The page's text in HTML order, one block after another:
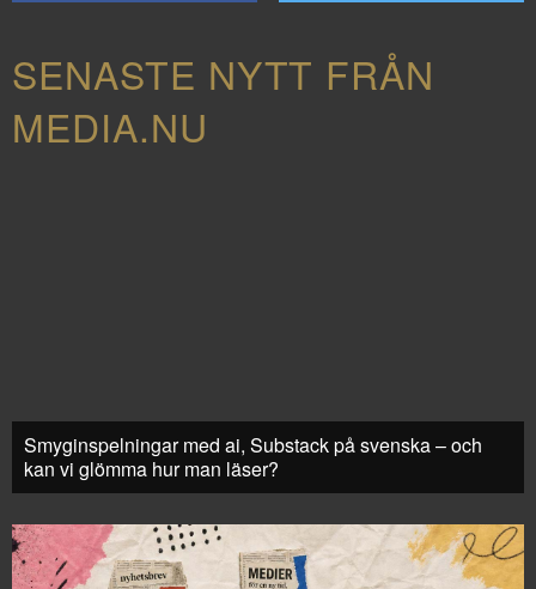
SENASTE NYTT FRÅN
MEDIA.NU
Smyginspelningar med ai, Substack på svenska – och
kan vi glömma hur man läser?